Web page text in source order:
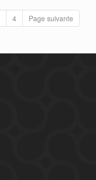
4 Page suivante